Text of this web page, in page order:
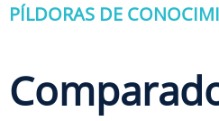
PÍLDORAS DE